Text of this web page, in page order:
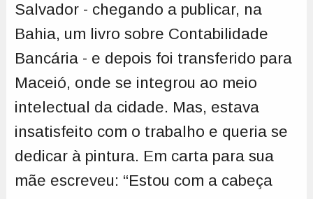
Salvador - chegando a publicar, na
Bahia, um livro sobre Contabilidade
Bancária - e depois foi transferido para
Maceió, onde se integrou ao meio
intelectual da cidade. Mas, estava
insatisfeito com o trabalho e queria se
dedicar à pintura. Em carta para sua
mãe escreveu: “Estou com a cabeça